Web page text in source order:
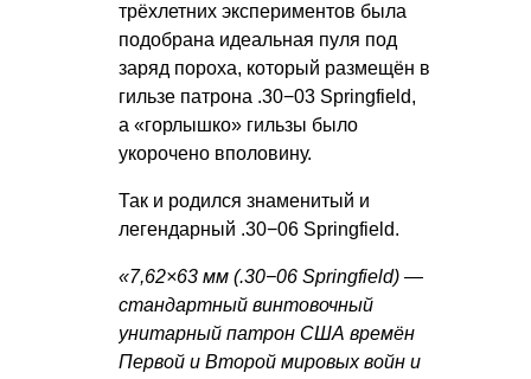
трёхлетних экспериментов была
подобрана идеальная пуля под
заряд пороха, который размещён в
гильзе патрона .30−03 Springfield,
а «горлышко» гильзы было
укорочено вполовину.
Так и родился знаменитый и
легендарный .30−06 Springfield.
«7,62×63 мм (.30−06 Springfield) —
стандартный винтовочный
унитарный патрон США времён
Первой и Второй мировых войн и